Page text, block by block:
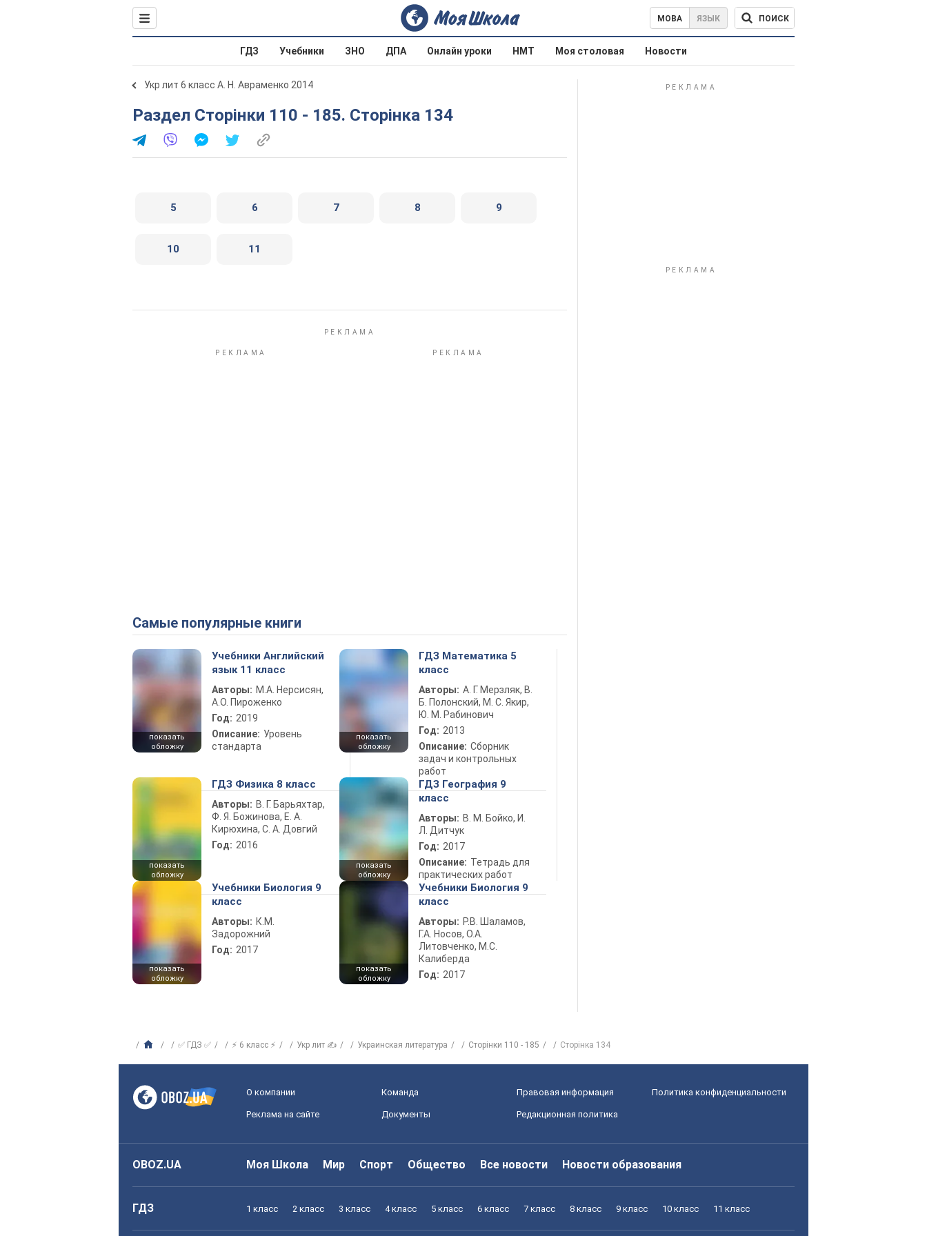
МОВА ЯЗЫК ПОИСК
ГДЗ Учебники ЗНО ДПА Онлайн уроки НМТ Моя столовая Новости
Укр лит 6 класс А. Н. Авраменко 2014
Раздел Сторінки 110 - 185. Сторінка 134
5 6 7 8 9
10 11
Самые популярные книги
показать
обложку
Учебники Английский
язык 11 класс
Авторы: М.А. Нерсисян,
А.О. Пироженко
Год: 2019
Описание: Уровень
стандарта
показать
обложку
ГДЗ Математика 5
класс
Авторы: А. Г. Мерзляк, В.
Б. Полонский, М. С. Якир,
Ю. М. Рабинович
Год: 2013
Описание: Сборник
задач и контрольных
работ
показать
обложку
ГДЗ Физика 8 класс
Авторы: В. Г. Барьяхтар,
Ф. Я. Божинова, Е. А.
Кирюхина, С. А. Довгий
Год: 2016
показать
обложку
ГДЗ География 9
класс
Авторы: В. М. Бойко, И.
Л. Дитчук
Год: 2017
Описание: Тетрадь для
практических работ
показать
обложку
Учебники Биология 9
класс
Авторы: К.М.
Задорожний
Год: 2017
показать
обложку
Учебники Биология 9
класс
Авторы: Р.В. Шаламов,
Г.А. Носов, О.А.
Литовченко, М.С.
Калиберда
Год: 2017
✅ ГДЗ ✅ ⚡ 6 класс ⚡ Укр лит ✍ Украинская литература Сторінки 110 - 185 Сторінка 134
О компании Команда Правовая информация Политика конфиденциальности
Реклама на сайте Документы Редакционная политика
OBOZ.UA Моя Школа Мир Спорт Общество Все новости Новости образования
ГДЗ 1 класс 2 класс 3 класс 4 класс 5 класс 6 класс 7 класс 8 класс 9 класс 10 класс 11 класс